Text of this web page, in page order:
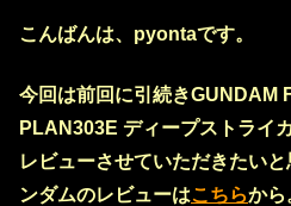
こんばんは、pyontaです。
今回は前回に引続きGUNDAM
PLAN303E ディープストライ
レビューさせていただきたい
ンダムのレビューはこちらから